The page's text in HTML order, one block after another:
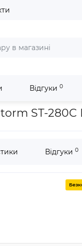
Відгуки 0
Aqua-Storm ST-
ST-280C
Відгуки 0